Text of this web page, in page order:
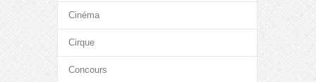
Cinéma
Cirque
Concours